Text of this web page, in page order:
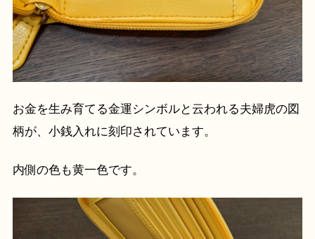
お金を生み育てる金運シンボルと云われる夫婦虎の図
柄が、小銭入れに刻印されています。
内側の色も黄一色です。